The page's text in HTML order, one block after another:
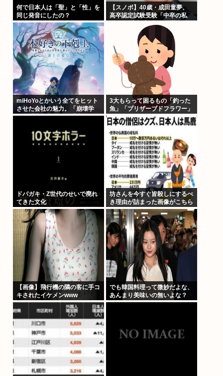
何で日本人は「聖」と「性」を
同じ発音にしたの？
【スノボ】40歳・成田童夢、
高卒認定試験受験「中卒の私
が…」 以前「数学だけ落ちま
した」もAI採点で高得点
miHoYoとかいう全てをヒット
させた会社の魅力。「崩壊学
園」「未定事件簿」「崩壊
イル」「ゼンゼロ」
3大もらって困るもの「釣った
魚」「プリザーブドフラワー」
ドパガキ・Z世代のせいで廃れ
てきた文化
坊さんを今すぐ皆殺しにするべ
き理由が詰まった画像がこちら
【画像】飛行機の隣の客に手コ
キされたイケメンwww
でも韓国料理って微妙だよな、
あんまり美味いの無いよな？